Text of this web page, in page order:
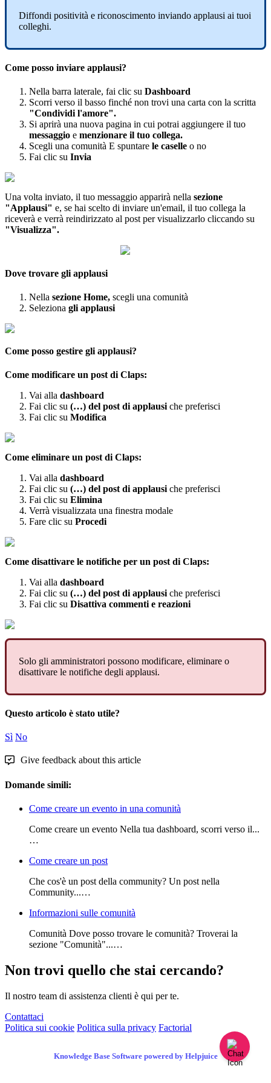
Diffondi positività e riconoscimento inviando applausi ai tuoi
colleghi.
Come posso inviare applausi?
Nella barra laterale, fai clic su Dashboard
Scorri verso il basso finché non trovi una carta con la scritta
"Condividi l'amore".
Si aprirà una nuova pagina in cui potrai aggiungere il tuo
messaggio e menzionare il tuo collega.
Scegli una comunità E spuntare le caselle o no
Fai clic su Invia
Una volta inviato, il tuo messaggio apparirà nella sezione
"Applausi" e, se hai scelto di inviare un'email, il tuo collega la
riceverà e verrà reindirizzato al post per visualizzarlo cliccando su
"Visualizza".
Dove trovare gli applausi
Nella sezione Home, scegli una comunità
Seleziona gli applausi
Come posso gestire gli applausi?
Come modificare un post di Claps:
Vai alla dashboard
Fai clic su (…) del post di applausi che preferisci
Fai clic su Modifica
Come eliminare un post di Claps:
Vai alla dashboard
Fai clic su (…) del post di applausi che preferisci
Fai clic su Elimina
Verrà visualizzata una finestra modale
Fare clic su Procedi
Come disattivare le notifiche per un post di Claps:
Vai alla dashboard
Fai clic su (…) del post di applausi che preferisci
Fai clic su Disattiva commenti e reazioni
Solo gli amministratori possono modificare, eliminare o
disattivare le notifiche degli applausi.
Questo articolo è stato utile?
Sì No
Give feedback about this article
Domande simili:
Come creare un evento in una comunità
Come creare un evento Nella tua dashboard, scorri verso il...
…
Come creare un post
Che cos'è un post della community? Un post nella
Community...…
Informazioni sulle comunità
Comunità Dove posso trovare le comunità? Troverai la
sezione "Comunità"...…
Non trovi quello che stai cercando?
Il nostro team di assistenza clienti è qui per te.
Contattaci
Politica sui cookie Politica sulla privacy Factorial
Knowledge Base Software powered by Helpjuice